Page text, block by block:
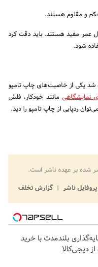
و مقاوم هستند.
هزار ضربه در چاپ دارای طول عمر مفید هستند. باید دقت کرد
شود.
شد یکی از خاصیت‌های چاپ تامپو
نمایشگاهی مانند خودکار، فلش
ردپایی از چاپ تامپو را دید.
شده بر عهده ناشر است.
پروفایل ناشر
گزارش تخلف
بلندمدت با خرید
از دیجی‌کالا